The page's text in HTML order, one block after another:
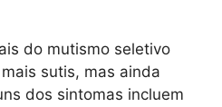
do mutismo seletivo
sutis, mas ainda
dos sintomas incluem